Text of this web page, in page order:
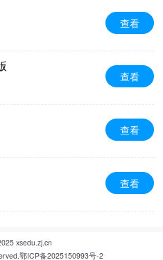
查看
查看
查看
查看
xsedu.zj.cn
鄂ICP备2025150993号-2